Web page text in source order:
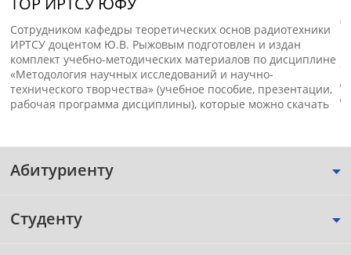
Сотрудником кафедры теоретических основ радиотехники
ИРТСУ доцентом Ю.В. Рыжовым подготовлен и издан
комплект учебно-методических материалов по дисциплине
«Методология научных исследований и научно-
технического творчества» (учебное пособие, презентации,
рабочая программа дисциплины), которые можно скачать
Абитуриенту
Студенту